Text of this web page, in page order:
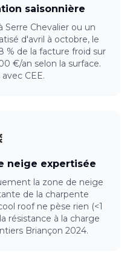
saisonnière
Chevalier ou un
d'avril à octobre, le
% de la facture froid sur
€/an selon la surface.
CEE.
neige expertisée
la zone de neige
de la charpente
roof ne pèse rien (<1
résistance à la charge
Briançon 2024.